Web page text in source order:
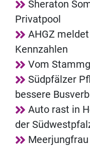
Sheraton
Privatpool
AHGZ
Kennzahlen
Vom
Südpfälzer
bessere
Auto rast in
der